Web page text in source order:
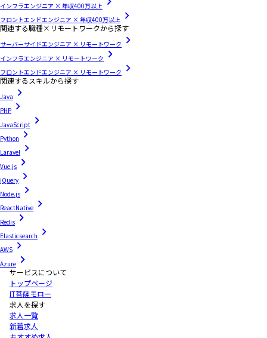
インフラエンジニア × 年収400万以上
フロントエンドエンジニア × 年収400万以上
関連する職種×リモートワークから探す
サーバーサイドエンジニア × リモートワーク
インフラエンジニア × リモートワーク
フロントエンドエンジニア × リモートワーク
関連するスキルから探す
Java
PHP
JavaScript
Python
Laravel
Vue.js
jQuery
Node.js
ReactNative
Redis
Elasticsearch
AWS
Azure
サービスについて
トップページ
IT菩薩モロー
求人を探す
求人一覧
新着求人